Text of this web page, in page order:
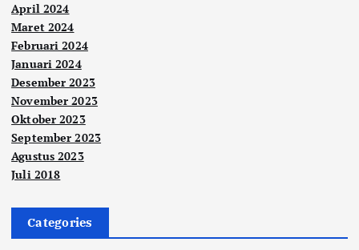
April 2024
Maret 2024
Februari 2024
Januari 2024
Desember 2023
November 2023
Oktober 2023
September 2023
Agustus 2023
Juli 2018
Categories